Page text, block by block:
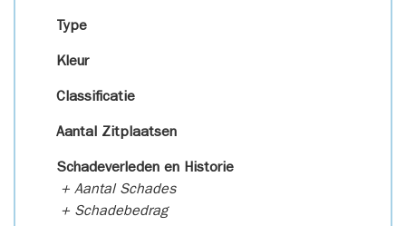
Type
Kleur
Classificatie
Aantal Zitplaatsen
Schadeverleden en Historie
+ Aantal Schades
+ Schadebedrag